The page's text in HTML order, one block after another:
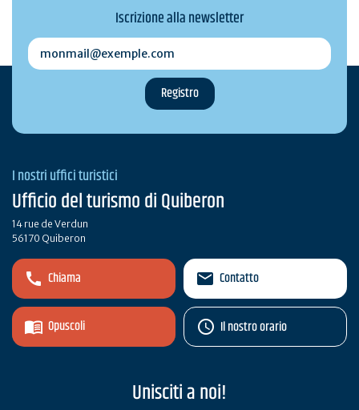
Iscrizione alla newsletter
monmail@exemple.com
I nostri uffici turistici
Ufficio del turismo di Quiberon
14 rue de Verdun
56170 Quiberon
Chiama
Opuscoli
Contatto
Il nostro orario
Unisciti a noi!